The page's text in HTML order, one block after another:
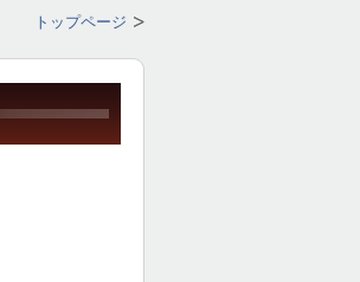
トップページ